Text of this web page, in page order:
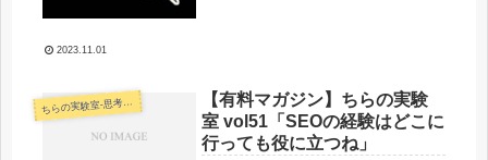
2023.11.01
ちらの実験室-思考・失敗談・リアルタイム実況等を発信します-
【有料マガジン】ちらの実験
室 vol51「SEOの経験はどこに
行っても役に立つね」